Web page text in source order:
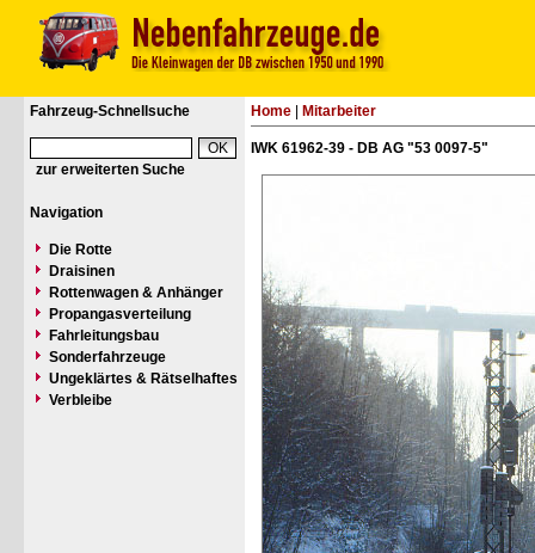
Fahrzeug-Schnellsuche
zur erweiterten Suche
Navigation
Die Rotte
Draisinen
Rottenwagen & Anhänger
Propangasverteilung
Fahrleitungsbau
Sonderfahrzeuge
Ungeklärtes & Rätselhaftes
Verbleibe
Home Mitarbeiter
IWK 61962-39 - DB AG "53 0097-5"